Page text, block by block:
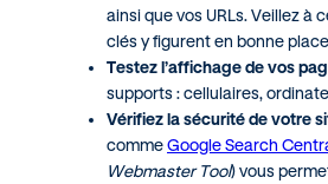
ainsi que vos URLs. Veillez à
clés y figurent en bonne place
Testez l’affichage de vos
supports : cellulaires,
Vérifiez la sécurité de votre
commeGoogle Search
Webmaster Tool) vous